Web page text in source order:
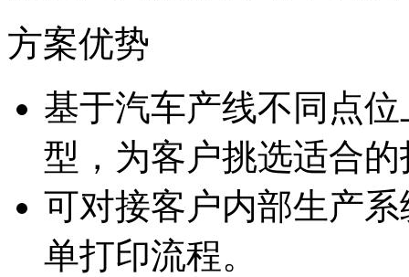
方案优势
基于汽车产线不同点
型，为客户挑选适
可对接客户内部生产系
单打印流程。